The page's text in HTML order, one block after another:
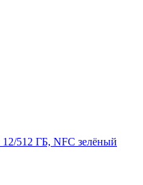
512 ГБ, NFC зелёный